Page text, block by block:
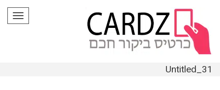
תפריט
Untitled_31